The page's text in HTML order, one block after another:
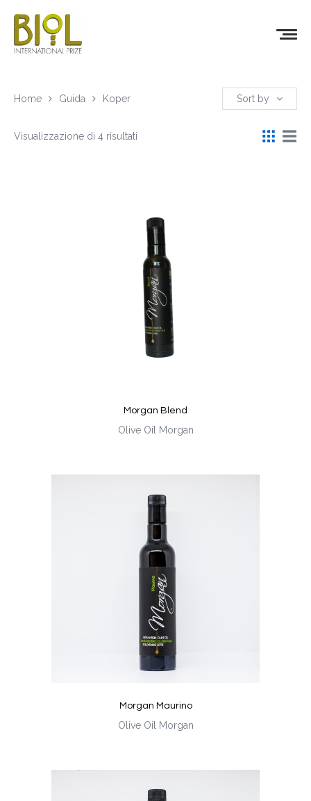
Home Guida Koper Sort by
Visualizzazione di 4 risultati
Morgan Blend
Olive Oil Morgan
Morgan Maurino
Olive Oil Morgan